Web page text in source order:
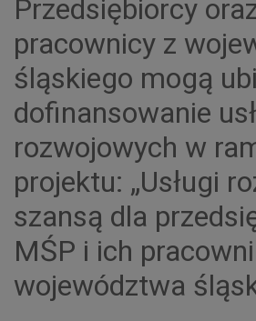
Przedsiębiorcy
pracownicy z
śląskiego mogą
dofinansowanie
rozwojowych w
projektu: „Usługi
szansą dla
MŚP i ich
województwa